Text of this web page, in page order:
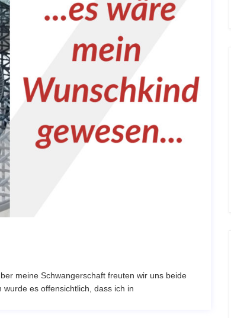
meine Schwangerschaft freuten wir uns beide
es offensichtlich, dass ich in